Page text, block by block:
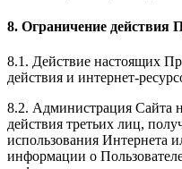
8. Ограничение действия
8.1. Действие настоящих
действия и интернет-
8.2. Администрация Сайта
действия третьих лиц,
использования Интернета
информации о